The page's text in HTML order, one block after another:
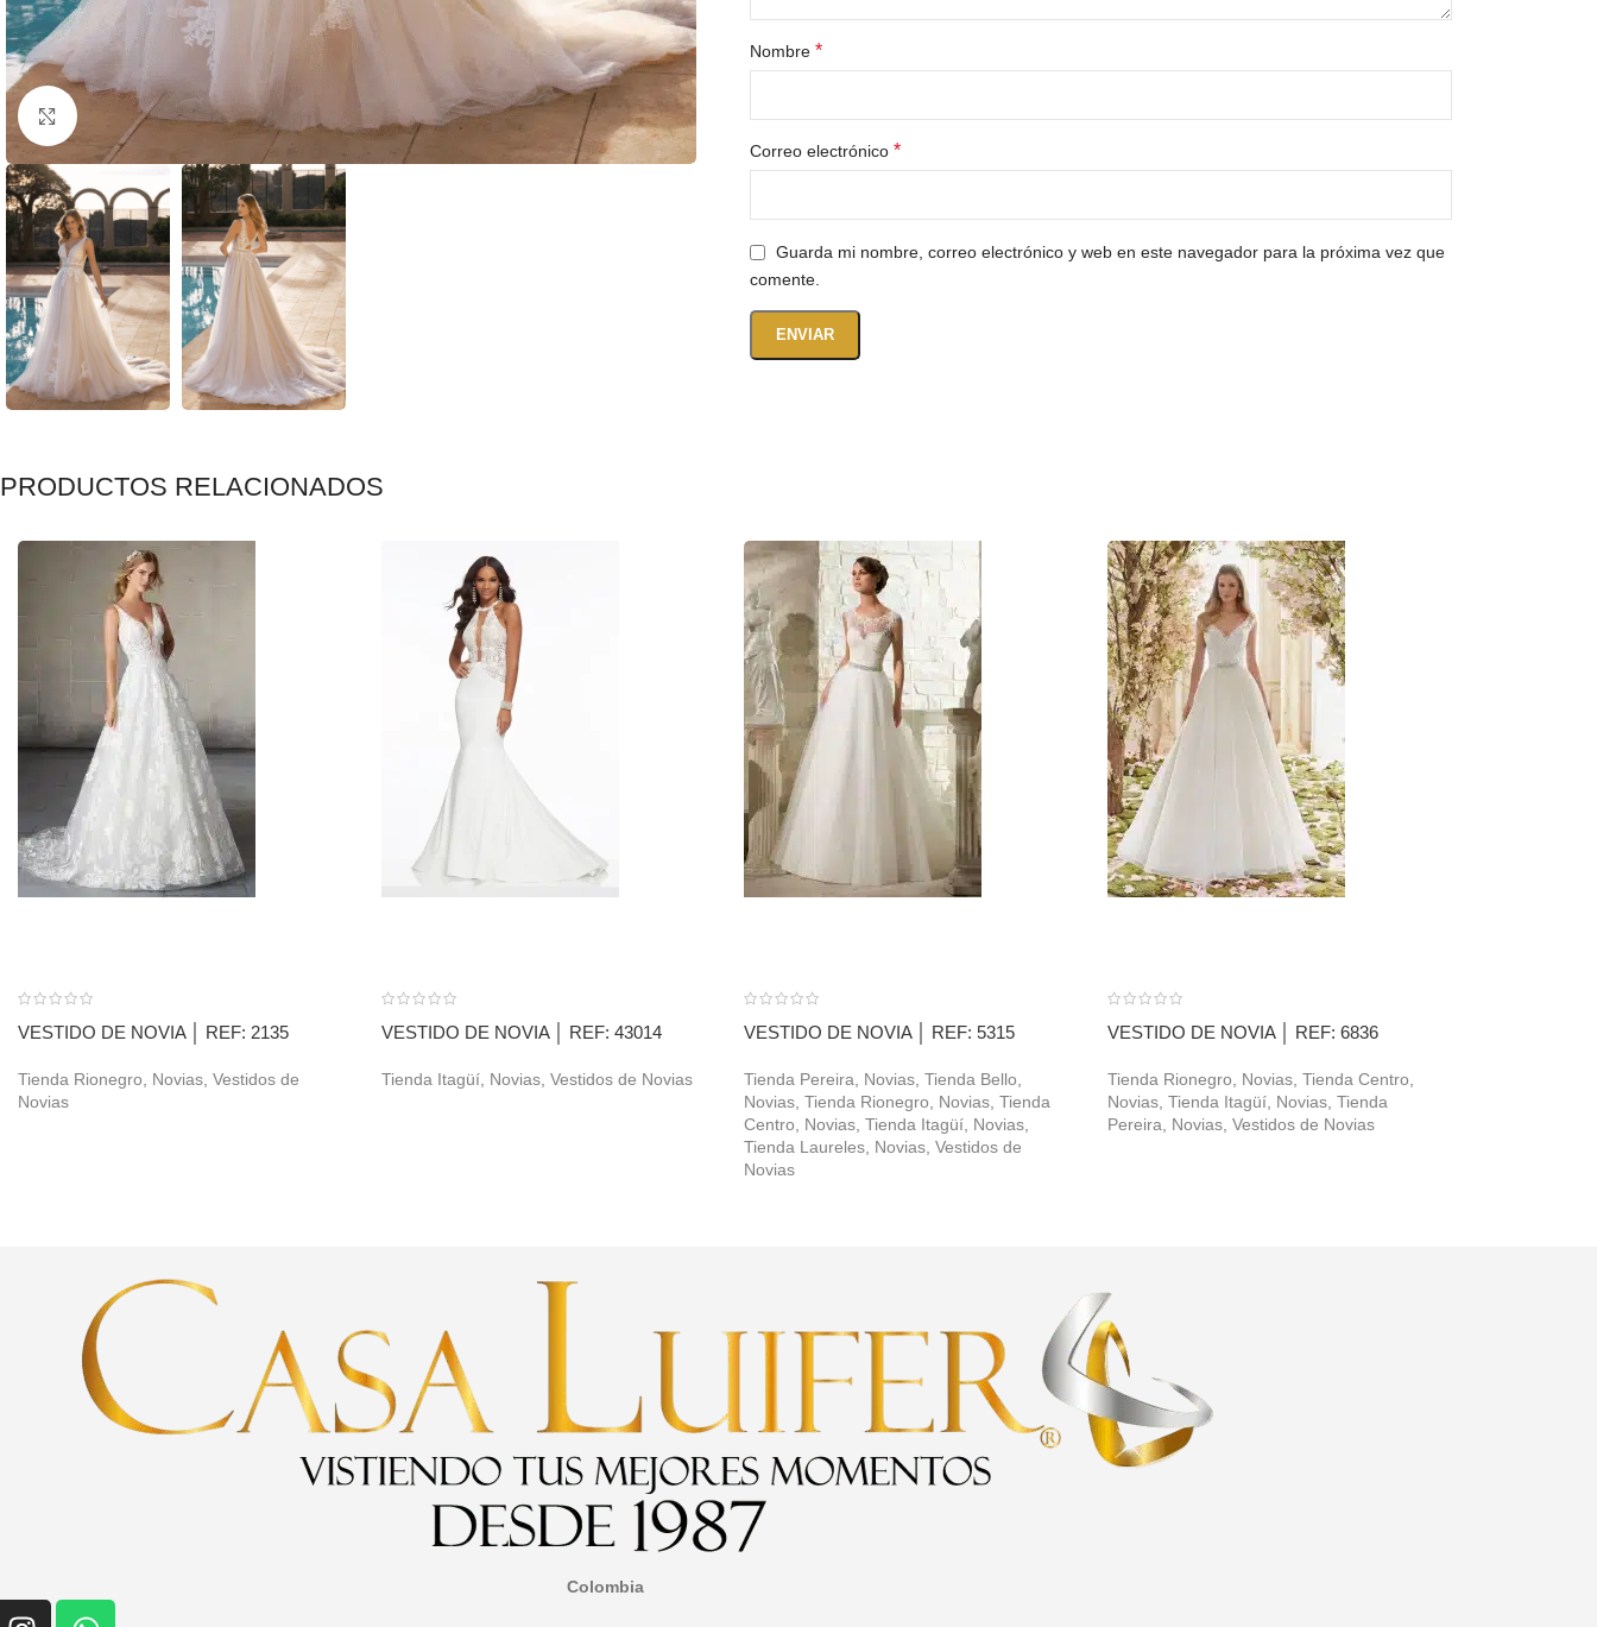
Clic para ampliar
Nombre *
Correo electrónico *
Guarda mi nombre, correo electrónico y web en este navegador para la próxima vez que
comente.
PRODUCTOS RELACIONADOS
VESTIDO DE NOVIA │ REF: 2135
Tienda Rionegro, Novias, Vestidos de
Novias
VESTIDO DE NOVIA │ REF: 43014
Tienda Itagüí, Novias, Vestidos de Novias
VESTIDO DE NOVIA │ REF: 5315
Tienda Pereira, Novias, Tienda Bello,
Novias, Tienda Rionegro, Novias, Tienda
Centro, Novias, Tienda Itagüí, Novias,
Tienda Laureles, Novias, Vestidos de
Novias
VESTIDO DE NOVIA │ REF: 6836
Tienda Rionegro, Novias, Tienda Centro,
Novias, Tienda Itagüí, Novias, Tienda
Pereira, Novias, Vestidos de Novias
Colombia